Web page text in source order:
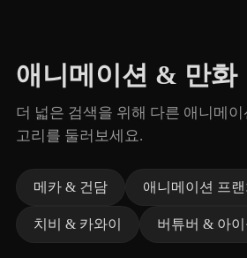
애니메이션 & 만화
더 넓은 검색을 위해 다른 애니메
고리를 둘러보세요.
메카 & 건담 애니메이션 프
치비 & 카와이 버튜버 & 아